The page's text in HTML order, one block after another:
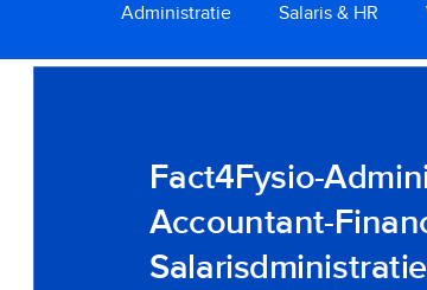
Administratie Salaris & HR
Fact4Fysio-
Accountant-